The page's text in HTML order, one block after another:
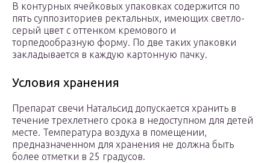
В контурных ячейковых упаковках содержится по
пять суппозиториев ректальных, имеющих светло-
серый цвет с оттенком кремового и
торпедообразную форму. По две таких упаковки
закладывается в каждую картонную пачку.
Условия хранения
Препарат свечи Натальсид допускается хранить в
течение трехлетнего срока в недоступном для детей
месте. Температура воздуха в помещении,
предназначенном для хранения не должна быть
более отметки в 25 градусов.